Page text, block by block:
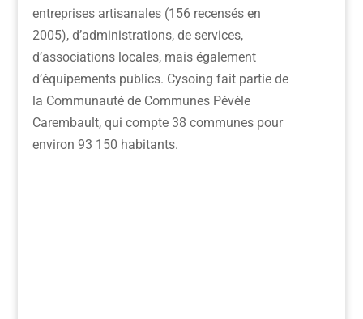
entreprises artisanales (156 recensés en
2005), d’administrations, de services,
d’associations locales, mais également
d’équipements publics. Cysoing fait partie de
la Communauté de Communes Pévèle
Carembault, qui compte 38 communes pour
environ 93 150 habitants.